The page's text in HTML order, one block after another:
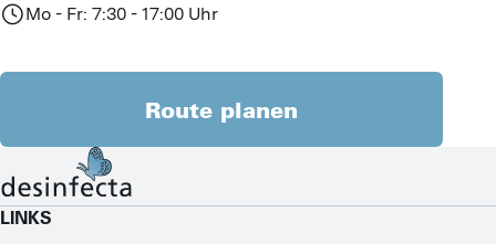
Mo - Fr: 7:30 - 17:00 Uhr
Route planen
LINKS